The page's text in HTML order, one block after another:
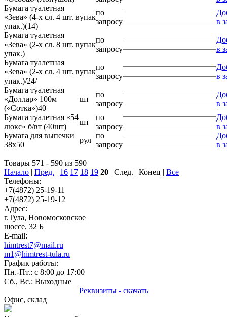
Бумага туалетная
«Зева» (4-х сл. 4 шт. в
упак.)(14)
упак
по
запросу
в
Бумага туалетная
«Зева» (2-х сл. 8 шт. в
упак.)
упак
по
запросу
в
Бумага туалетная
«Зева» (2-х сл. 4 шт. в
упак.)/24/
упак
по
запросу
в
Бумага туалетная
«Доллар» 100м
(«Сотка»)40
шт
по
запросу
в
Бумага туалетная «54
люкс» б/вт (40шт)
шт
по
запросу
в
Бумага для выпечки
38х50
рул
по
запросу
в
Товары 571 - 590 из 590
Начало | Пред. | 16 17 18 19 20 | След. | Конец | Все
Телефоны:
+7(4872) 25-19-11
+7(4872) 25-19-12
Адрес:
г.Тула, Новомосковское
шоссе, 32 Б
E-mail:
himtrest7@mail.ru
m1@himtrest-tula.ru
График работы:
Пн.-Пт.: с 8:00 до 17:00
Сб., Вс.: Выходные
Реквизиты - скачать
Офис, склад